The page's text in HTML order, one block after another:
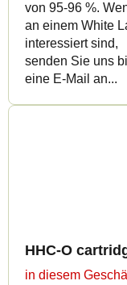
von 95-96 %.
an einem White
interessiert sind,
senden Sie uns
eine E-Mail an...
HHC-O
in diesem